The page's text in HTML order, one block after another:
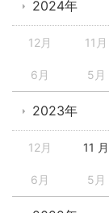
2024年
12月 11月
6月 5月
2023年
12月 11 月
6月 5月